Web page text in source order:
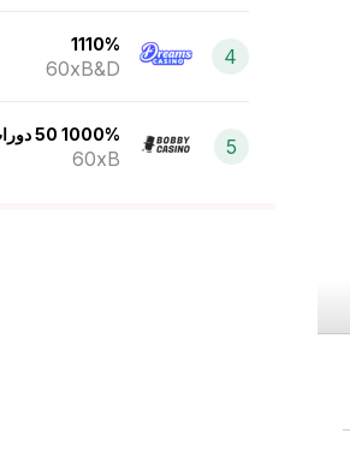
4
1110%
60xB&D
5
1000% 50 دورات
60xB